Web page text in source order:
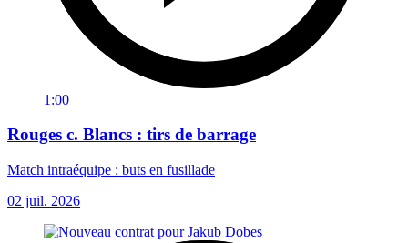
1:00
Rouges c. Blancs : tirs de barrage
Match intraéquipe : buts en fusillade
02 juil. 2026